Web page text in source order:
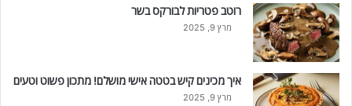
רוטב פטריות לבורקס בשר
מרץ 9, 2025
איך מכינים קיש בטטה אישי מושלם! מתכון פשוט וטעים
מרץ 9, 2025